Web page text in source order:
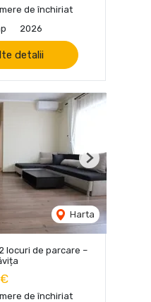
de închiriat
2026
detalii
Harta
Next
locuri de parcare –
de închiriat